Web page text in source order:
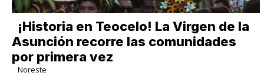
​¡Historia en Teocelo! La Virgen de la
Asunción recorre las comunidades
por primera vez
Noreste